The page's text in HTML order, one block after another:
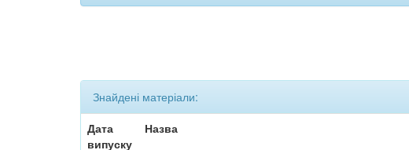
Знайдені матеріали:
Дата
випуску
Назва